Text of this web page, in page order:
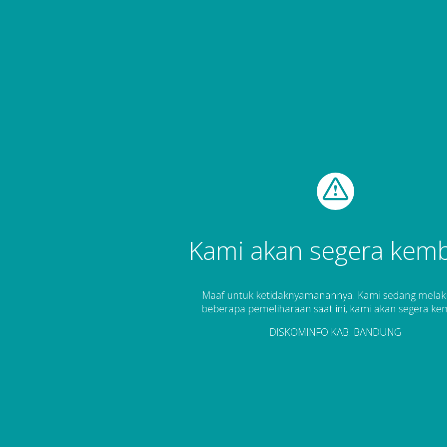
Kami akan segera
Maaf untuk ketidaknyamanannya. Kami sedang
beberapa pemeliharaan saat ini, kami akan segera
DISKOMINFO KAB. BANDUNG